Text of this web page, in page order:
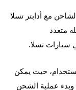
مع أدابتر تسلا
متعدد
سيارات تسلا.
حيث يمكن
عملية الشحن